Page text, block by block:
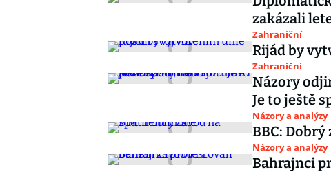
zakázali
Zahraniční
Rijád by
Zahraniční
Názory
Je to ještě
Názory a analýzy
BBC:
Názory a analýzy
Bahrajnci